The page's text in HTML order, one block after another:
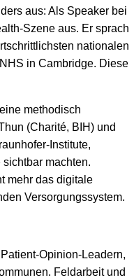
aus: Als Speaker bei
Szene aus. Er sprach
nationalen
in Cambridge. Diese
methodisch
(Charité, BIH) und
Institute,
machten.
mehr das digitale
Versorgungssystem.
Opinion-Leadern,
Feldarbeit und